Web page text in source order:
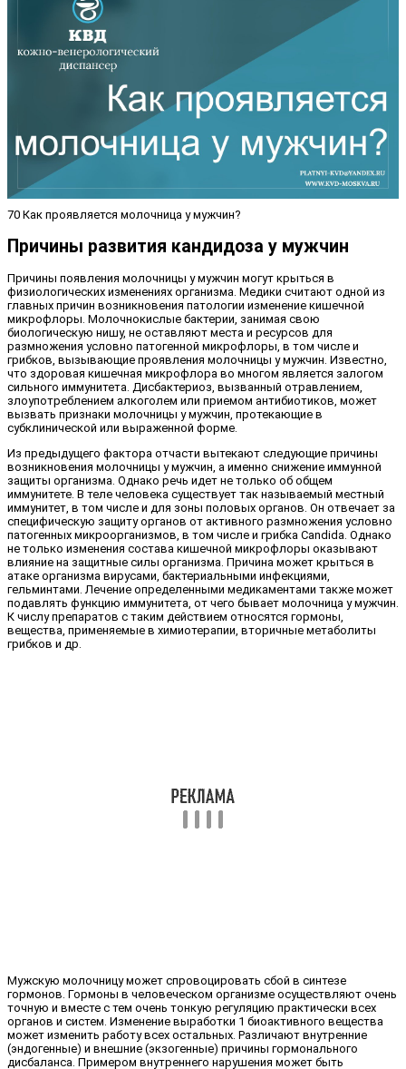
70 Как проявляется молочница у мужчин?
Причины развития кандидоза у мужчин
Причины появления молочницы у мужчин могут крыться в
физиологических изменениях организма. Медики считают одной из
главных причин возникновения патологии изменение кишечной
микрофлоры. Молочнокислые бактерии, занимая свою
биологическую нишу, не оставляют места и ресурсов для
размножения условно патогенной микрофлоры, в том числе и
грибков, вызывающие проявления молочницы у мужчин. Известно,
что здоровая кишечная микрофлора во многом является залогом
сильного иммунитета. Дисбактериоз, вызванный отравлением,
злоупотреблением алкоголем или приемом антибиотиков, может
вызвать признаки молочницы у мужчин, протекающие в
субклинической или выраженной форме.
Из предыдущего фактора отчасти вытекают следующие причины
возникновения молочницы у мужчин, а именно снижение иммунной
защиты организма. Однако речь идет не только об общем
иммунитете. В теле человека существует так называемый местный
иммунитет, в том числе и для зоны половых органов. Он отвечает за
специфическую защиту органов от активного размножения условно
патогенных микроорганизмов, в том числе и грибка Cаndida. Однако
не только изменения состава кишечной микрофлоры оказывают
влияние на защитные силы организма. Причина может крыться в
атаке организма вирусами, бактериальными инфекциями,
гельминтами. Лечение определенными медикаментами также может
подавлять функцию иммунитета, от чего бывает молочница у мужчин.
К числу препаратов с таким действием относятся гормоны,
вещества, применяемые в химиотерапии, вторичные метаболиты
грибков и др.
Мужскую молочницу может спровоцировать сбой в синтезе
гормонов. Гормоны в человеческом организме осуществляют очень
точную и вместе с тем очень тонкую регуляцию практически всех
органов и систем. Изменение выработки 1 биоактивного вещества
может изменить работу всех остальных. Различают внутренние
(эндогенные) и внешние (экзогенные) причины гормонального
дисбаланса. Примером внутреннего нарушения может быть